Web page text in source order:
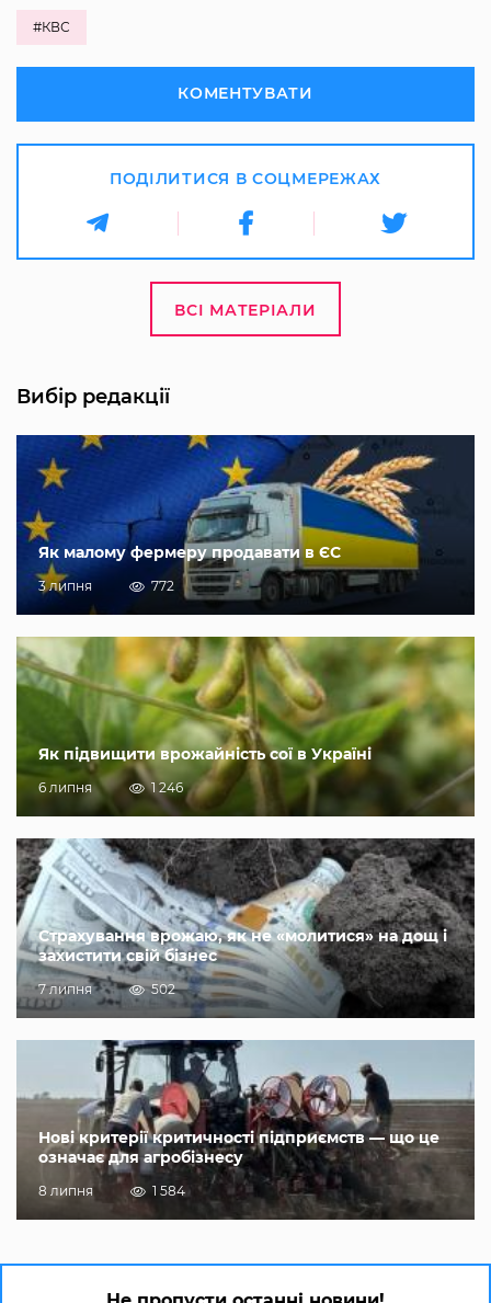
#КВС
КОМЕНТУВАТИ
ПОДІЛИТИСЯ В СОЦМЕРЕЖАХ
ВСІ МАТЕРІАЛИ
Вибір редакції
Як малому фермеру продавати в ЄС
3 липня 772
Як підвищити врожайність сої в Україні
6 липня 1 246
Страхування врожаю, як не «молитися» на дощ і
захистити свій бізнес
7 липня 502
Нові критерії критичності підприємств — що це
означає для агробізнесу
8 липня 1 584